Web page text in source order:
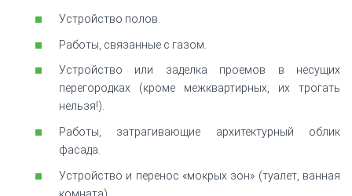
Устройство полов.
Работы, связанные с газом.
Устройство или заделка проемов в несущих
перегородках (кроме межквартирных, их трогать
нельзя!).
Работы, затрагивающие архитектурный облик
фасада.
Устройство и перенос «мокрых зон» (туалет, ванная